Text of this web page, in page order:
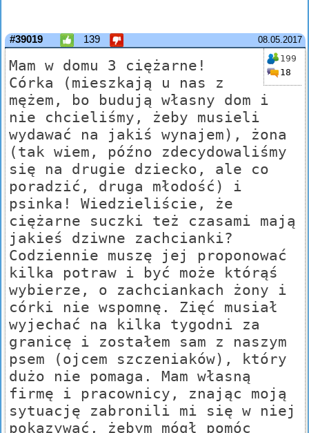
08.05.2017
#39019 139
199
18
Mam w domu 3 ciężarne!
Córka (mieszkają u nas z
mężem, bo budują własny dom i
nie chcieliśmy, żeby musieli
wydawać na jakiś wynajem), żona
(tak wiem, późno zdecydowaliśmy
się na drugie dziecko, ale co
poradzić, druga młodość) i
psinka! Wiedzieliście, że
ciężarne suczki też czasami mają
jakieś dziwne zachcianki?
Codziennie muszę jej proponować
kilka potraw i być może którąś
wybierze, o zachciankach żony i
córki nie wspomnę. Zięć musiał
wyjechać na kilka tygodni za
granicę i zostałem sam z naszym
psem (ojcem szczeniaków), który
dużo nie pomaga. Mam własną
firmę i pracownicy, znając moją
sytuację zabronili mi się w niej
pokazywać, żebym mógł pomóc